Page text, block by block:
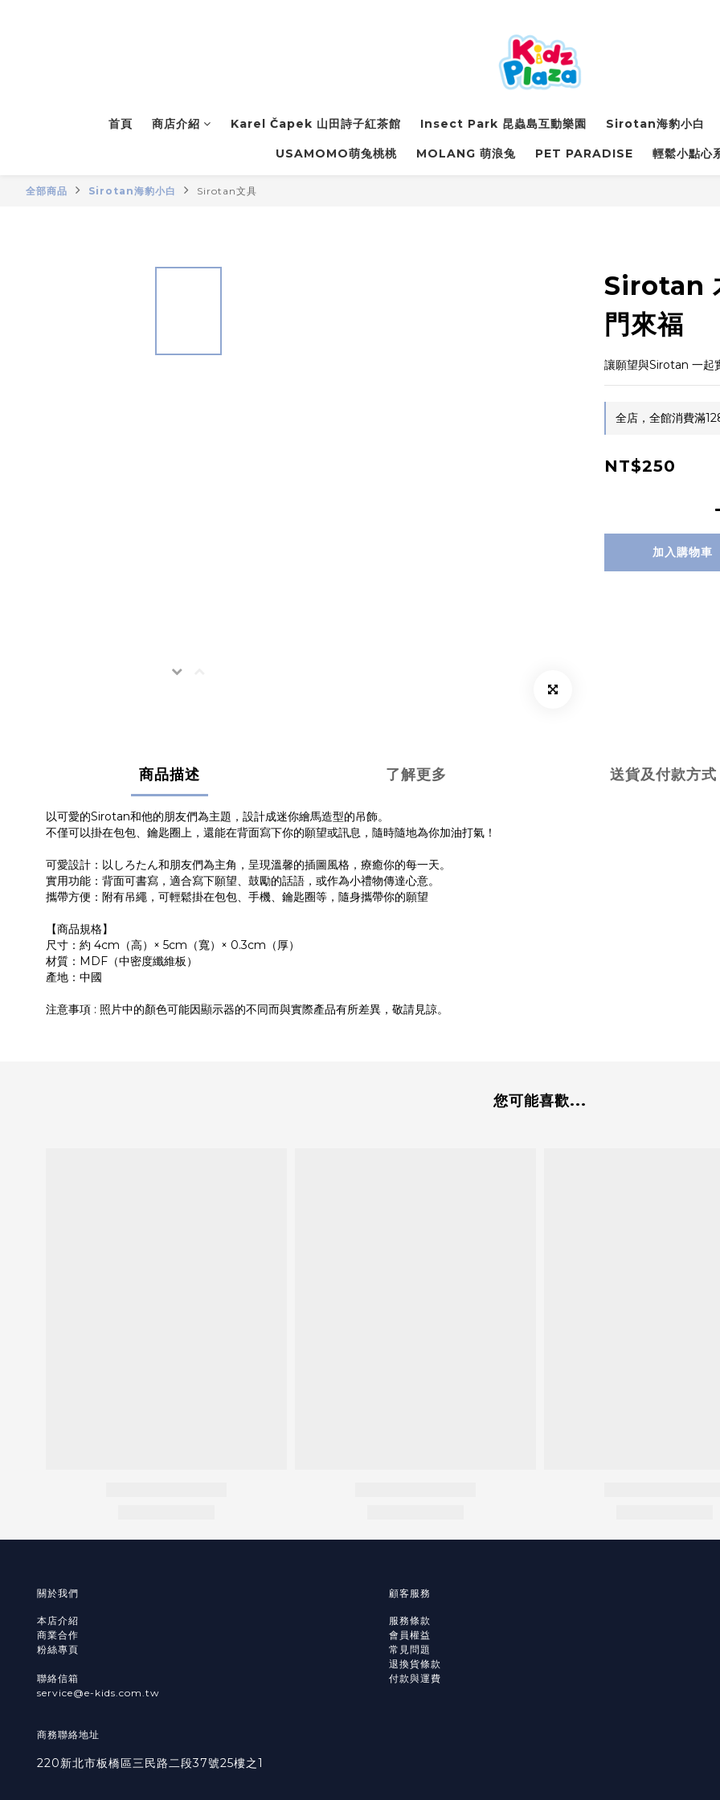
首頁 商店介紹 Karel Čapek 山田詩子紅茶館 Insect Park 昆蟲島互動樂園 Sirotan海豹小白
USAMOMO萌兔桃桃 MOLANG 萌浪兔 PET PARADISE 輕鬆小點心
全部商品 Sirotan海豹小白 Sirotan文具
Sirotan
門來福
讓願望與Sirotan 一起
全店，全館消費滿
NT$250
加入購物車
商品描述 了解更多 送貨及付款方式
以可愛的Sirotan和他的朋友們為主題，設計成迷你繪馬造型的吊飾。
不僅可以掛在包包、鑰匙圈上，還能在背面寫下你的願望或訊息，隨時隨地為你加油打氣！
可愛設計：以しろたん和朋友們為主角，呈現溫馨的插圖風格，療癒你的每一天。
實用功能：背面可書寫，適合寫下願望、鼓勵的話語，或作為小禮物傳達心意。
攜帶方便：附有吊繩，可輕鬆掛在包包、手機、鑰匙圈等，隨身攜帶你的願望
【商品規格】
尺寸：約 4cm（高）× 5cm（寬）× 0.3cm（厚）
材質：MDF（中密度纖維板）
產地：中國
注意事項 : 照片中的顏色可能因顯示器的不同而與實際產品有所差異，敬請見諒。
您可能喜歡...
關於我們
本店介紹
商業合作
粉絲專頁
聯絡信箱
service@e-kids.com.tw
商務聯絡地址
220新北市板橋區三民路二段37號25樓之1
顧客服務
服務條款
會員權益
常見問題
退換貨條款
付款與運費